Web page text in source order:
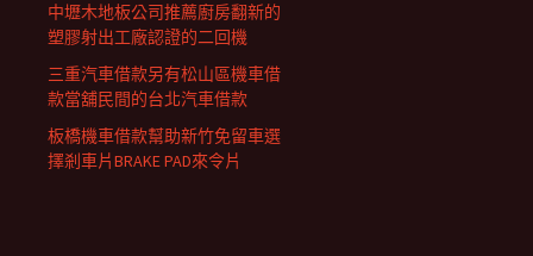
中壢木地板公司推薦廚房翻新的
塑膠射出工廠認證的二回機
三重汽車借款另有松山區機車借
款當舖民間的台北汽車借款
板橋機車借款幫助新竹免留車選
擇剎車片BRAKE PAD來令片